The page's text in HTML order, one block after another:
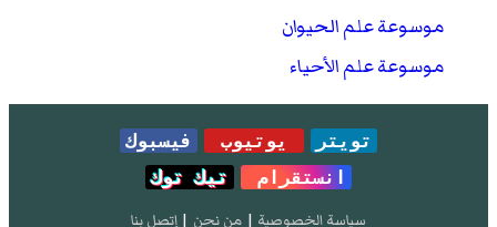
موسوعة علم الحيوان
موسوعة علم الأحياء
تويتر يوتيوب
فيسبوك
انستقرام
تيك توك
سياسة الخصوصية | من نحن | إتصل بنا